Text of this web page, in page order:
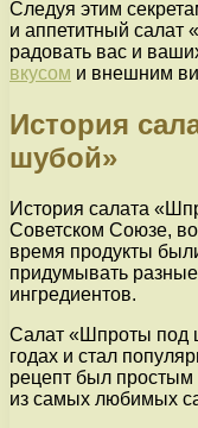
Следуя этим
и аппетитный салат
радовать вас и
вкусом и внешним
История
шубой»
История салата
Советском Союзе,
время продукты
придумывать разные
ингредиентов.
Салат «Шпроты под
годах и стал
рецепт был простым
из самых любимых